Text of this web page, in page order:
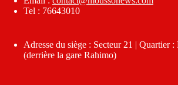
Tel : 76643010
Adresse du siège : Secteur 21 | Quartier
(derrière la gare Rahimo)